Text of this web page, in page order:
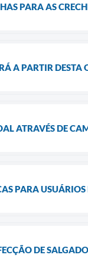
PARA AS
A PARTIR
ATRAVÉS DE
PARA
DE